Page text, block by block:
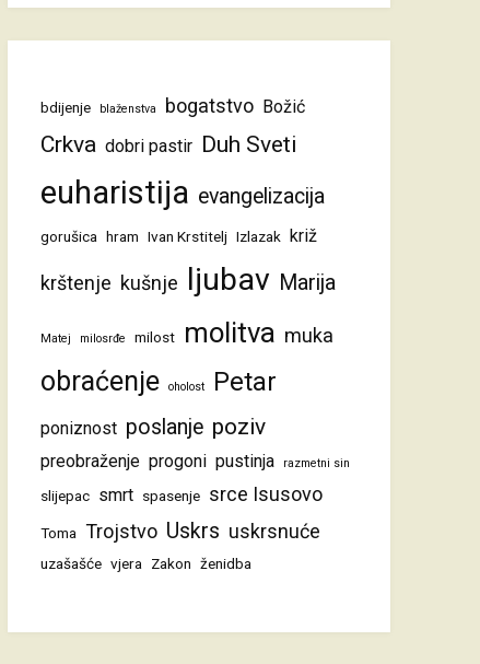
bdijenje blaženstva bogatstvo Božić
Crkva dobri pastir Duh Sveti
euharistija evangelizacija
gorušica hram Ivan Krstitelj Izlazak križ
krštenje kušnje ljubav Marija
Matej milosrđe milost molitva muka
obraćenje oholost Petar
poniznost poslanje poziv
preobraženje progoni pustinja razmetni sin
slijepac smrt spasenje srce Isusovo
Toma Trojstvo Uskrs uskrsnuće
uzašašće vjera Zakon ženidba